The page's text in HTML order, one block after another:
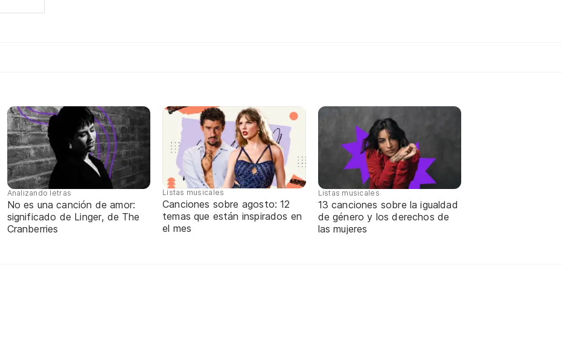
Analizando letras
No es una canción de amor:
significado de Linger, de The
Cranberries
Listas musicales
Canciones sobre agosto: 12
temas que están inspirados en
el mes
Listas musicales
13 canciones sobre la igualdad
de género y los derechos de
las mujeres